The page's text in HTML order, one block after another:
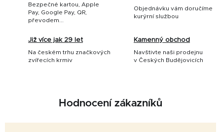
Bezpečné kartou, Apple
Pay, Google Pay, QR,
převodem...
Objednávku vám doručíme
kurýrní službou
Již více jak 29 let
Na českém trhu značkových
zvířecích krmiv
Kamenný obchod
Navštivte naši prodejnu
v Českých Budějovicích
Hodnocení zákazníků